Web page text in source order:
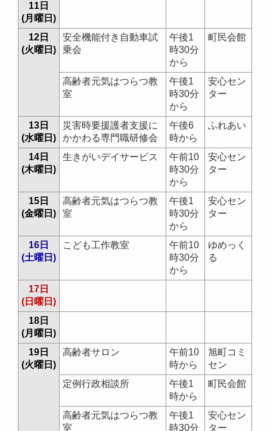
11日
(月曜日)
12日
(火曜日)
安全機能付き自動車試
乗会
午後1
時30分
から
町民会館
高齢者元気はつらつ教
室
午後1
時30分
から
安心セン
ター
13日
(水曜日)
災害時要援護者支援に
かかわる専門職研修会
午後6
時から
ふれあい
14日
(木曜日)
生きがいデイサービス
午前10
時30分
から
安心セン
ター
15日
(金曜日)
高齢者元気はつらつ教
室
午後1
時30分
から
安心セン
ター
16日
(土曜日)
こども工作教室
午前10
時30分
から
ゆめっく
る
17日
(日曜日)
18日
(月曜日)
19日
(火曜日)
高齢者サロン
午前10
時から
旭町コミ
セン
定例行政相談所
午後1
時から
町民会館
高齢者元気はつらつ教
室
午後1
時30分
安心セン
ター